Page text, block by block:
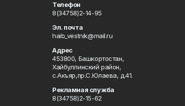
Телефон
8(34758)2-14-95
Эл. почта
haib_vestnik@mail.ru
Адрес
453800, Башкортостан,
Хайбуллинский район,
с.Акъяр,пр.С.Юлаева, д.41.
Рекламная служба
8(34758)2-15-62